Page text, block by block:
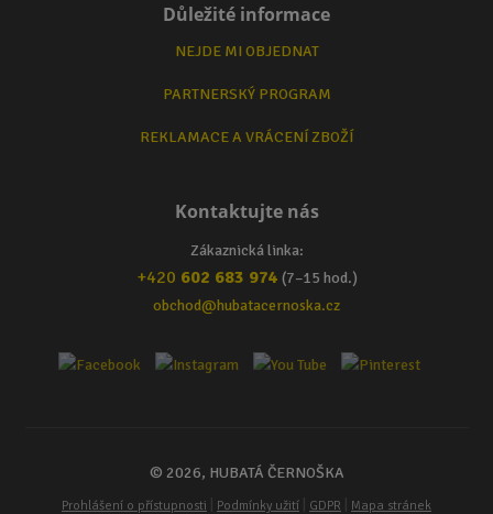
Důležité informace
NEJDE MI OBJEDNAT
PARTNERSKÝ PROGRAM
REKLAMACE A VRÁCENÍ ZBOŽÍ
Kontaktujte nás
Zákaznická linka:
+420 602 683 974 (7–15 hod.)
obchod@hubatacernoska.cz
© 2026, HUBATÁ ČERNOŠKA
Prohlášení o přístupnosti Podmínky užití GDPR Mapa stránek